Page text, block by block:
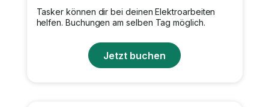
Tasker können dir bei deinen Elektroarbeiten
helfen. Buchungen am selben Tag möglich.
Jetzt buchen